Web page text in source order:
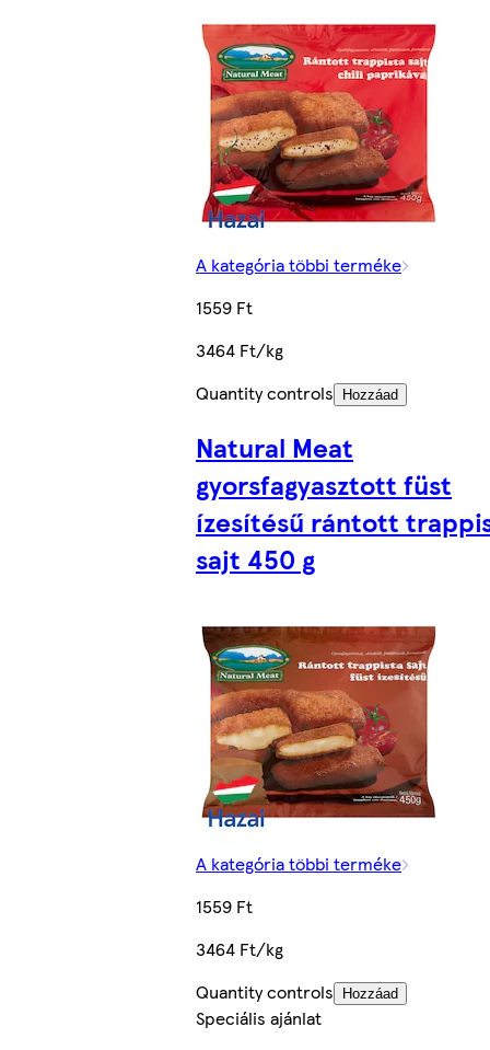
A kategória többi terméke
1559 Ft
3464 Ft/kg
Quantity controls
Hozzáad
Natural Meat
gyorsfagyasztott füst
ízesítésű rántott
sajt 450 g
A kategória többi terméke
1559 Ft
3464 Ft/kg
Quantity controls
Hozzáad
Speciális ajánlat